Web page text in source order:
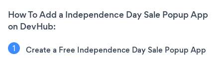
How To Add a Independence Day Sale Popup App
on DevHub:
Create a Free Independence Day Sale Popup App